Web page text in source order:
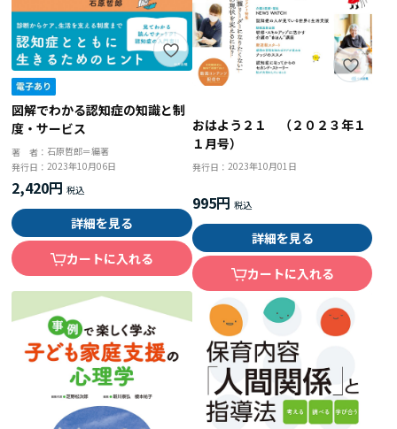
図解でわかる認知症の知識と制
度・サービス
著 者： 石原哲郎＝編著
発行日：2023年10月06日
2,420円
詳細を見る
カートに入れる
おはよう２１ （２０２３年１
１月号）
発行日： 2023年10月01日
995円
詳細を見る
カートに入れる